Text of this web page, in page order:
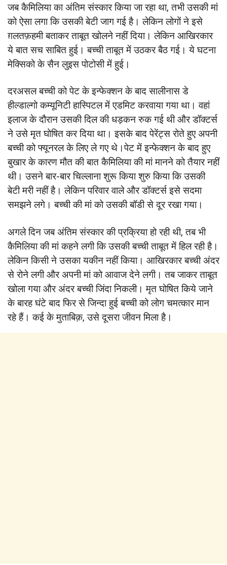
जब कैमिलिया का अंतिम संस्कार किया जा रहा था, तभी उसकी मां
को ऐसा लगा कि उसकी बेटी जाग गई है। लेकिन लोगों ने इसे
ग़लतफ़हमी बताकर ताबूत खोलने नहीं दिया। लेकिन आखिरकार
ये बात सच साबित हुई। बच्ची ताबूत में उठकर बैठ गई। ये घटना
मेक्सिको के सैन लुइस पोटोसी में हुई।
दरअसल बच्ची को पेट के इन्फेक्शन के बाद सालीनास डे
हील्डाल्गो कम्यूनिटी हास्पिटल में एडमिट करवाया गया था। वहां
इलाज के दौरान उसकी दिल की धड़कन रुक गई थी और डॉक्टर्स
ने उसे मृत घोषित कर दिया था। इसके बाद पेरेंट्स रोते हुए अपनी
बच्ची को फ्यूनरल के लिए ले गए थे।पेट में इन्फेक्शन के बाद हुए
बुखार के कारण मौत की बात कैमिलिया की मां मानने को तैयार नहीं
थी। उसने बार-बार चिल्लाना शुरू किया शुरु किया कि उसकी
बेटी मरी नहीं है। लेकिन परिवार वाले और डॉक्टर्स इसे सदमा
समझने लगे। बच्ची की मां को उसकी बॉडी से दूर रखा गया।
अगले दिन जब अंतिम संस्कार की प्रक्रिया हो रही थी, तब भी
कैमिलिया की मां कहने लगी कि उसकी बच्ची ताबूत में हिल रही है।
लेकिन किसी ने उसका यकीन नहीं किया। आखिरकार बच्ची अंदर
से रोने लगी और अपनी मां को आवाज देने लगी। तब जाकर ताबूत
खोला गया और अंदर बच्ची जिंदा निकली। मृत घोषित किये जाने
के बारह घंटे बाद फिर से जिन्दा हुई बच्ची को लोग चमत्कार मान
रहे हैं। कई के मुताबिक़, उसे दूसरा जीवन मिला है।